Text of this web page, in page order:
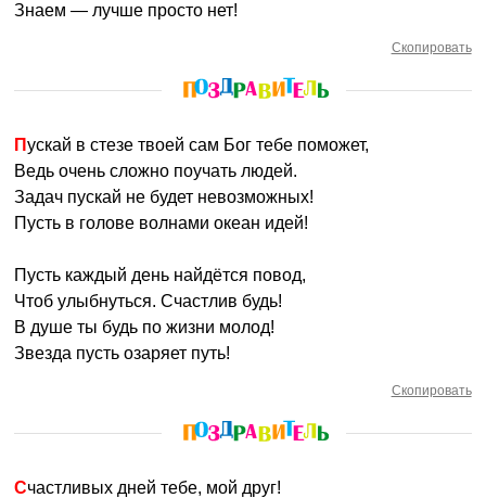
Знаем — лучше просто нет!
Скопировать
Пускай в стезе твоей сам Бог тебе поможет,
Ведь очень сложно поучать людей.
Задач пускай не будет невозможных!
Пусть в голове волнами океан идей!
Пусть каждый день найдётся повод,
Чтоб улыбнуться. Счастлив будь!
В душе ты будь по жизни молод!
Звезда пусть озаряет путь!
Скопировать
Счастливых дней тебе, мой друг!